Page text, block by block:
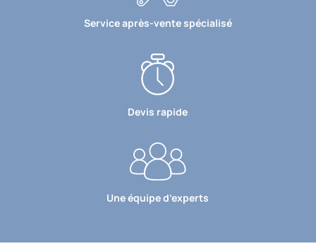
Service après-vente spécialisé
Devis rapide
Une équipe d’experts